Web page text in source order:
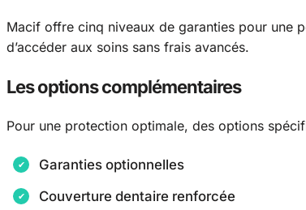
Macif offre cinq niveaux de garanties pour une
d’accéder aux soins sans frais avancés.
Les options complémentaires
Pour une protection optimale, des options
Garanties optionnelles
Couverture dentaire renforcée